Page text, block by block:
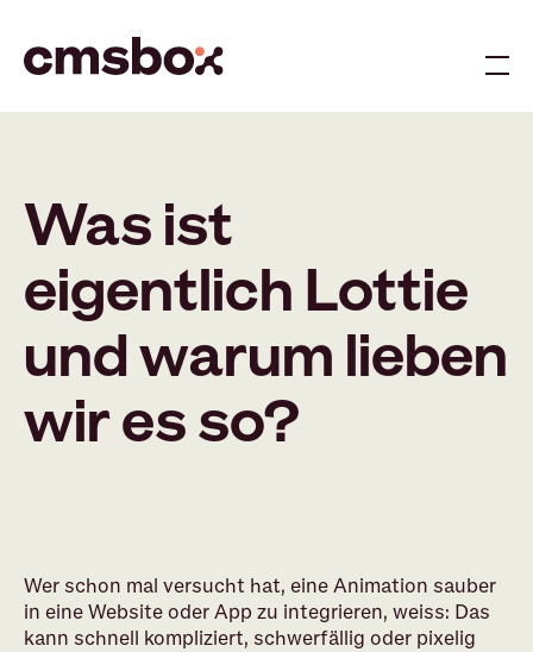
Was ist
eigentlich Lottie
und warum lieben
wir es so?
Wer schon mal versucht hat, eine Animation sauber
in eine Website oder App zu integrieren, weiss: Das
kann schnell kompliziert, schwerfällig oder pixelig